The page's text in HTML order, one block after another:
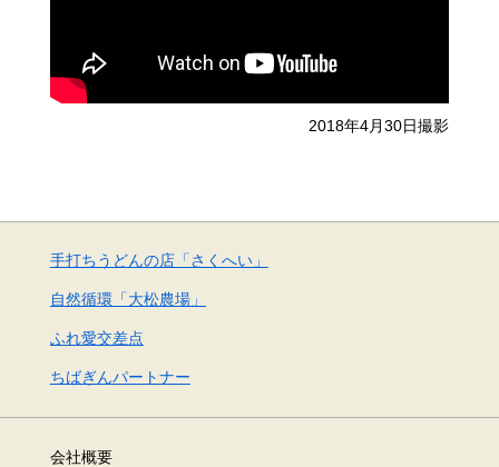
2018年4月30日撮影
手打ちうどんの店「さくへい」
自然循環「大松農場」
ふれ愛交差点
ちばぎんパートナー
会社概要